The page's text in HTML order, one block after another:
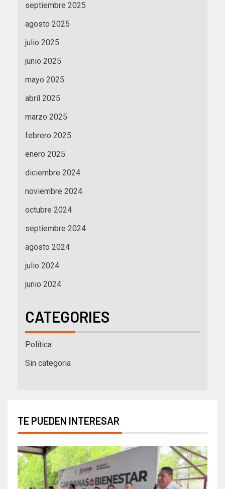
septiembre 2025
agosto 2025
julio 2025
junio 2025
mayo 2025
abril 2025
marzo 2025
febrero 2025
enero 2025
diciembre 2024
noviembre 2024
octubre 2024
septiembre 2024
agosto 2024
julio 2024
junio 2024
CATEGORIES
Política
Sin categoria
TE PUEDEN INTERESAR